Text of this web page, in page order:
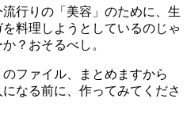
行りの「美容」のために、生
料理しようとしているのじゃ
？おそるべし。
ファイル、まとめますから
なる前に、作ってみてくださ